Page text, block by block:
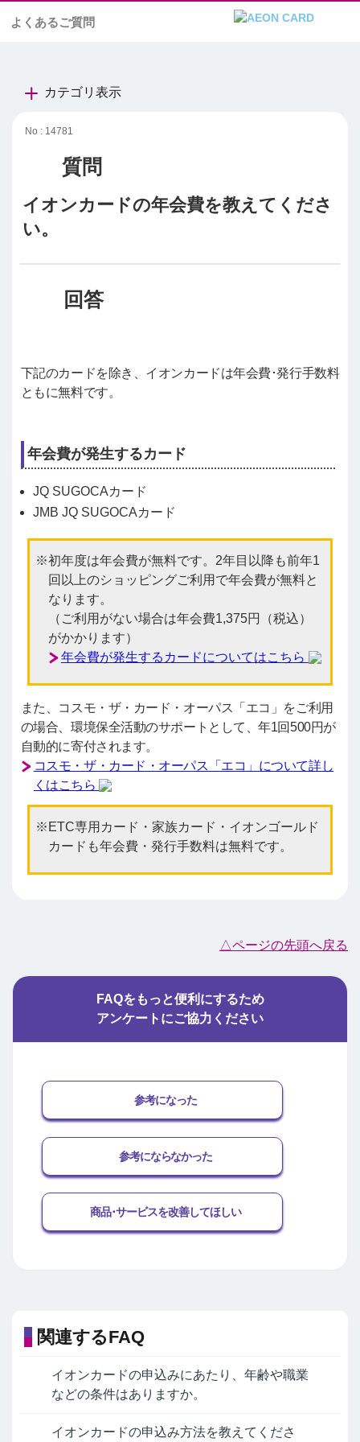
よくあるご質問
カテゴリ表示
No : 14781
イオンカードの年会費を教えてくださ
い。
下記のカードを除き、イオンカードは年会費･発行手数料
ともに無料です。
年会費が発生するカード
JQ SUGOCAカード
JMB JQ SUGOCAカード
初年度は年会費が無料です。2年目以降も前年1
回以上のショッピングご利用で年会費が無料と
なります。
（ご利用がない場合は年会費1,375円（税込）
がかかります）
年会費が発生するカードについてはこちら
また、コスモ・ザ・カード・オーパス「エコ」をご利用
の場合、環境保全活動のサポートとして、年1回500円が
自動的に寄付されます。
コスモ・ザ・カード・オーパス「エコ」について詳し
くはこちら
ETC専用カード・家族カード・イオンゴールド
カードも年会費・発行手数料は無料です。
△ページの先頭へ戻る
FAQをもっと便利にするため
アンケートにご協力ください
参考になった
参考にならなかった
商品･サービスを改善してほしい
関連するFAQ
イオンカードの申込みにあたり、年齢や職業
などの条件はありますか。
イオンカードの申込み方法を教えてくださ